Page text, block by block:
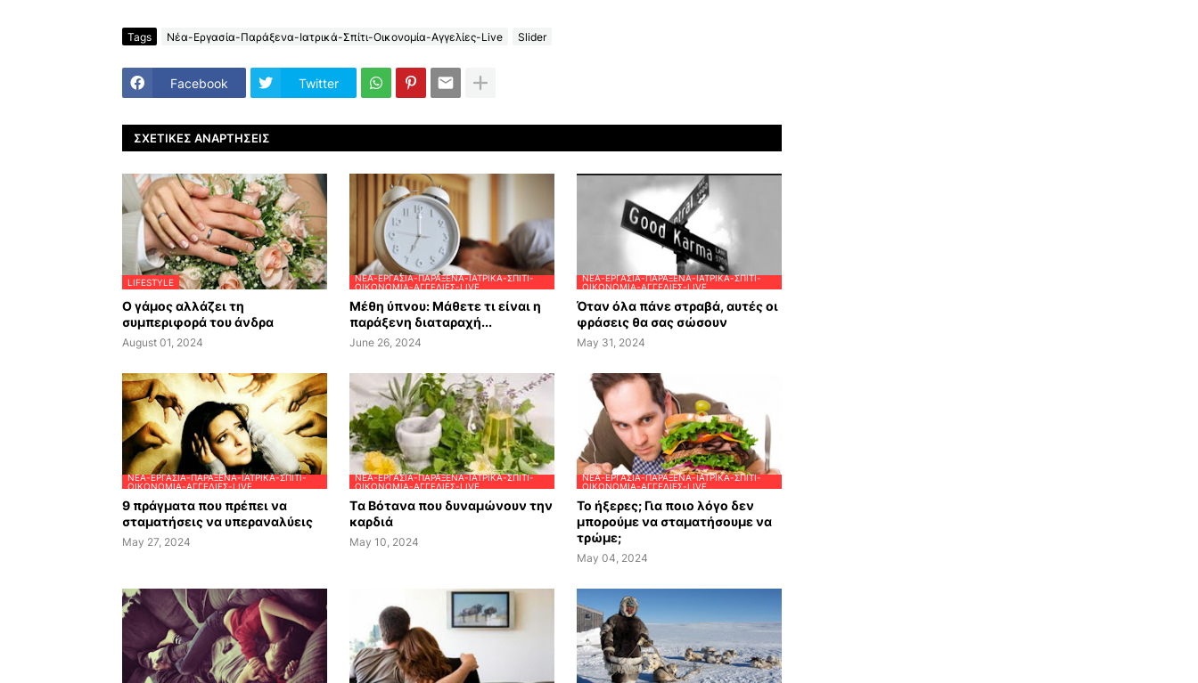
Tags Νέα-Εργασία-Παράξενα-Ιατρικά-Σπίτι-Οικονομία-Αγγελίες-Live Slider
Facebook Twitter
ΣΧΕΤΙΚΈΣ ΑΝΑΡΤΉΣΕΙΣ
LIFESTYLE
Ο γάμος αλλάζει τη
συμπεριφορά του άνδρα
August 01, 2024
ΝΈΑ-ΕΡΓΑΣΊΑ-ΠΑΡΆΞΕΝΑ-ΙΑΤΡΙΚΆ-ΣΠΊΤΙ-
ΟΙΚΟΝΟΜΊΑ-ΑΓΓΕΛΊΕΣ-LIVE
Μέθη ύπνου: Μάθετε τι είναι η
παράξενη διαταραχή...
June 26, 2024
ΝΈΑ-ΕΡΓΑΣΊΑ-ΠΑΡΆΞΕΝΑ-ΙΑΤΡΙΚΆ-ΣΠΊΤΙ-
ΟΙΚΟΝΟΜΊΑ-ΑΓΓΕΛΊΕΣ-LIVE
Όταν όλα πάνε στραβά, αυτές οι
φράσεις θα σας σώσουν
May 31, 2024
ΝΈΑ-ΕΡΓΑΣΊΑ-ΠΑΡΆΞΕΝΑ-ΙΑΤΡΙΚΆ-ΣΠΊΤΙ-
ΟΙΚΟΝΟΜΊΑ-ΑΓΓΕΛΊΕΣ-LIVE
9 πράγματα που πρέπει να
σταματήσεις να υπεραναλύεις
May 27, 2024
ΝΈΑ-ΕΡΓΑΣΊΑ-ΠΑΡΆΞΕΝΑ-ΙΑΤΡΙΚΆ-ΣΠΊΤΙ-
ΟΙΚΟΝΟΜΊΑ-ΑΓΓΕΛΊΕΣ-LIVE
Tα Βότανα που δυναμώνουν την
καρδιά
May 10, 2024
ΝΈΑ-ΕΡΓΑΣΊΑ-ΠΑΡΆΞΕΝΑ-ΙΑΤΡΙΚΆ-ΣΠΊΤΙ-
ΟΙΚΟΝΟΜΊΑ-ΑΓΓΕΛΊΕΣ-LIVE
Το ήξερες; Για ποιο λόγο δεν
μπορούμε να σταματήσουμε να
τρώμε;
May 04, 2024